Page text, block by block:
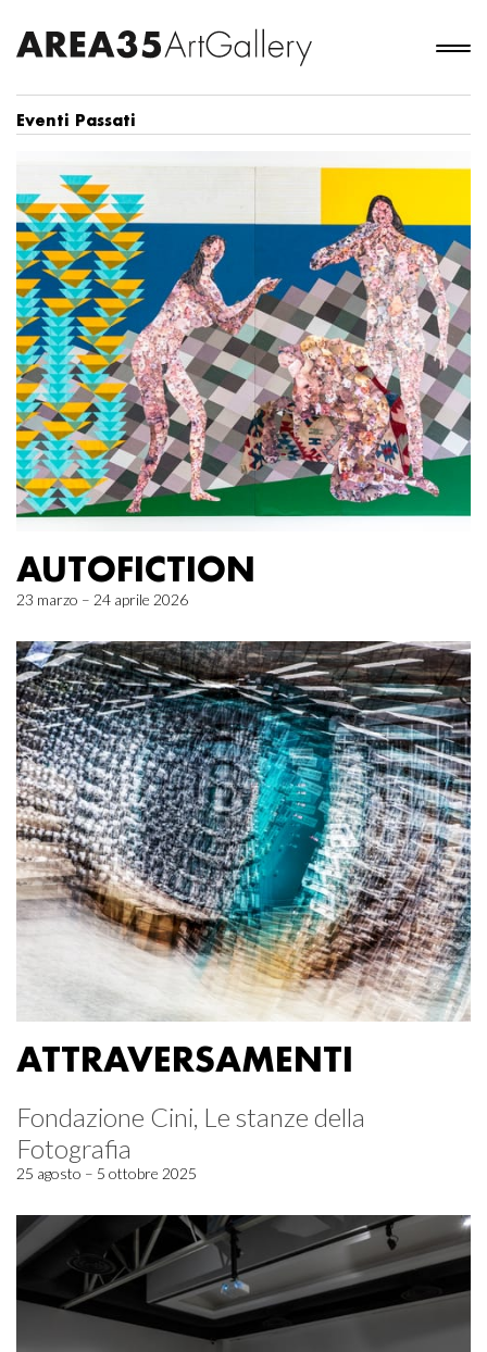
Eventi Passati
AUTOFICTION
23 marzo – 24 aprile 2026
ATTRAVERSAMENTI
Fondazione Cini, Le stanze della
Fotografia
25 agosto – 5 ottobre 2025